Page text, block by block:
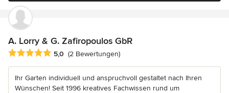
A. Lorry & G. Zafiropoulos GbR
Durchschnittliche Bewertung: 5 von 5 Sternen
5,0 (2 Bewertungen)
Ihr Garten individuell und anspruchvoll gestaltet nach Ihren
Wünschen! Seit 1996 kreatives Fachwissen rund um